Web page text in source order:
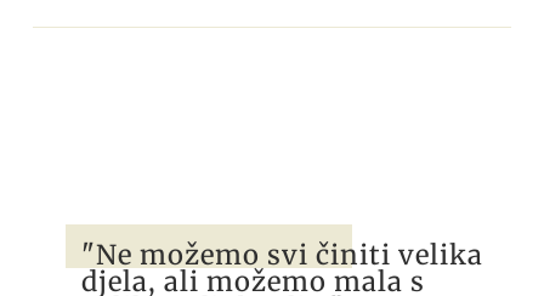
"Ne možemo svi činiti velika
djela, ali možemo mala s